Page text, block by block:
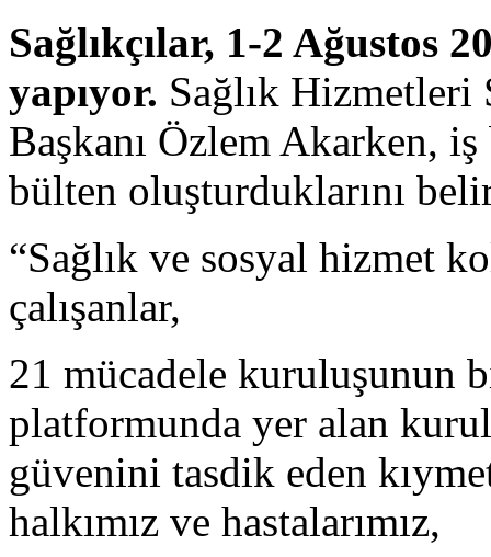
Sağlıkçılar, 1-2 Ağustos
yapıyor. Sağlık Hizmetleri
Başkanı Özlem Akarken,
bülten oluşturduklarını
“Sağlık ve sosyal hizmet
çalışanlar,
21 mücadele kuruluşunun
platformunda yer alan
güvenini tasdik eden
halkımız ve hastalarımız,